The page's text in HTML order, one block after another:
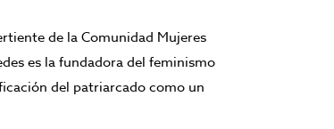
de la Comunidad Mujeres
es la fundadora del feminismo
del patriarcadocomo un